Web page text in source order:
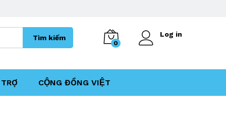
Tìm kiếm
0
Log in
CỘNG ĐỒNG VIỆT